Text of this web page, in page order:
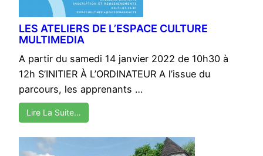
LES ATELIERS DE L’ESPACE CULTURE
MULTIMEDIA
A partir du samedi 14 janvier 2022 de 10h30 à
12h S’INITIER À L’ORDINATEUR A l’issue du
parcours, les apprenants …
Lire La Suite…